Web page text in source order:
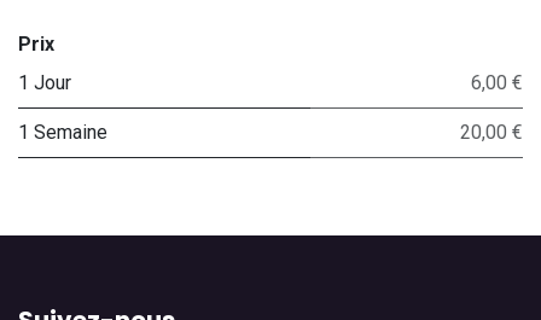
Prix
1 Jour
6,00 €
1 Semaine 20,00 €